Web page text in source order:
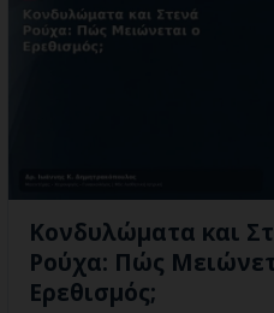
Κονδυλώματα και
Ρούχα: Πώς
Ερεθισμός;